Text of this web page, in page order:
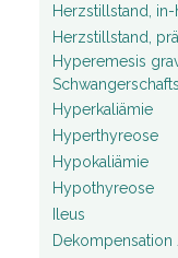
Herzstillstand, in-
Herzstillstand,
Hyperemesis
Hyperkaliämie
Hyperthyreose
Hypokaliämie
Hypothyreose
Ileus